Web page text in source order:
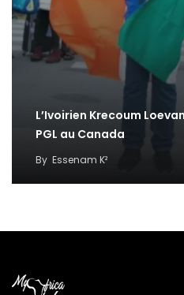
L’Ivoirien Krecoum
PGL au Canada
By Essenam K²